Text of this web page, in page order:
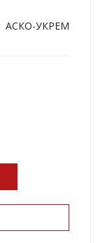
АСКО-УКРЕМ